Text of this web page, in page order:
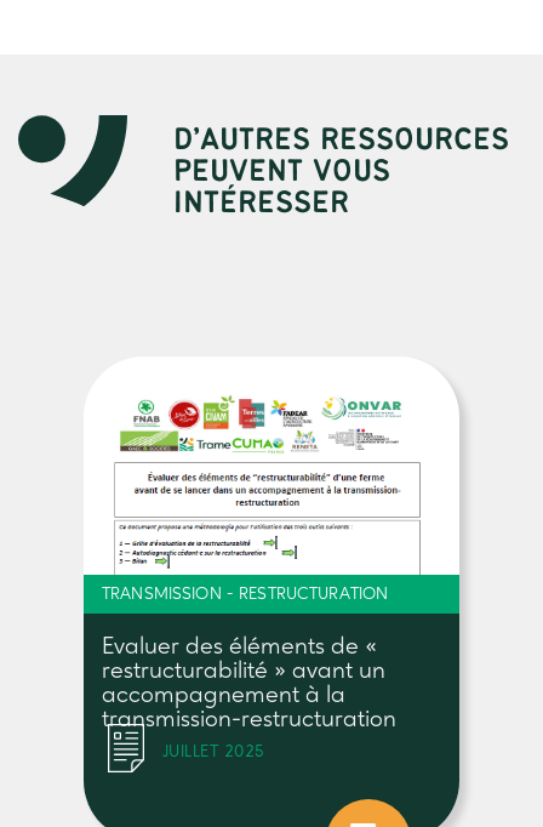
D’AUTRES RESSOURCES
PEUVENT VOUS
INTÉRESSER
TRANSMISSION - RESTRUCTURATION
Evaluer des éléments de «
restructurabilité » avant un
accompagnement à la
transmission-restructuration
JUILLET 2025